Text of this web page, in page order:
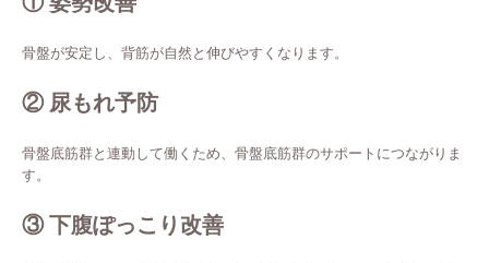
骨盤が安定し、背筋が自然と伸びやすくなります。
② 尿もれ予防
骨盤底筋群と連動して働くため、骨盤底筋群のサポートにつながりま
す。
③ 下腹ぽっこり改善